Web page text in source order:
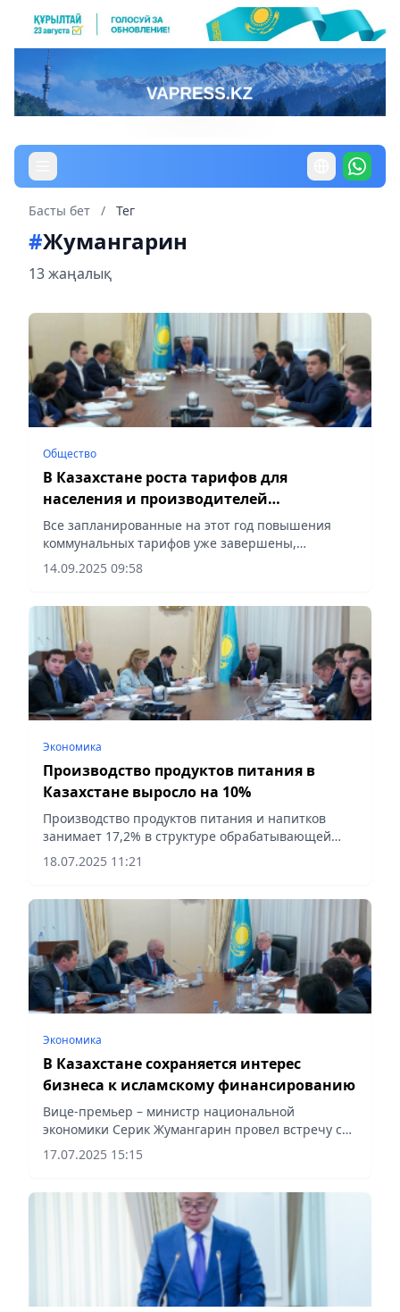
Басты бет / Тег
#Жумангарин
13 жаңалық
Общество
В Казахстане роста тарифов для
населения и производителей
соцпродуктов не ожидается
Все запланированные на этот год повышения
коммунальных тарифов уже завершены,
сообщает Vecher.kz.
14.09.2025 09:58
Экономика
Производство продуктов питания в
Казахстане выросло на 10%
Производство продуктов питания и напитков
занимает 17,2% в структуре обрабатывающей
промышленности, уступая только металлургии и
машиностроению, сообщает Vecher.kz
18.07.2025 11:21
Экономика
В Казахстане сохраняется интерес
бизнеса к исламскому финансированию
Вице-премьер – министр национальной
экономики Серик Жумангарин провел встречу с
председателем правления АО «Исламский Банк
«ADCB» Гордоном Хаскинсом, сообщает Vecher.kz.
17.07.2025 15:15